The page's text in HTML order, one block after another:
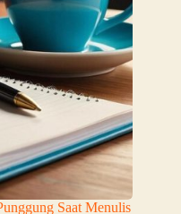
Saat Menulis